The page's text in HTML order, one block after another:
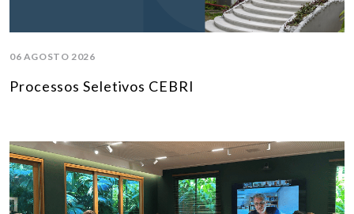
06 AGOSTO 2026
Processos Seletivos CEBRI